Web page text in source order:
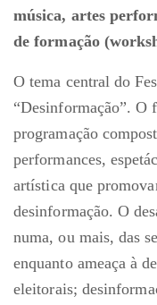
música, artes
de formação
O tema central do
“Desinformação”. O
programação
performances,
artística que
desinformação. O
numa, ou mais, das
enquanto ameaça à
eleitorais;